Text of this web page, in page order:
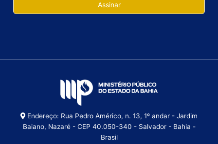
Endereço: Rua Pedro Américo, n. 13, 1º andar - Jardim
Baiano, Nazaré - CEP 40.050-340 - Salvador - Bahia -
Brasil